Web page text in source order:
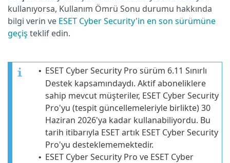
kullanıyorsa, Kullanım Ömrü Sonu durumu hakkında
bilgi verin ve ESET Cyber Security'in en son sürümüne
geçiş teklif edin.
• ESET Cyber Security Pro sürüm 6.11 Sınırlı
Destek kapsamındaydı. Aktif aboneliklere
sahip mevcut müşteriler, ESET Cyber Security
Pro'yu (tespit güncellemeleriyle birlikte) 30
Haziran 2026'ya kadar kullanabiliyordu. Bu
tarih itibarıyla ESET artık ESET Cyber Security
Pro'yu desteklememektedir.
• ESET Cyber Security Pro ve ESET Cyber